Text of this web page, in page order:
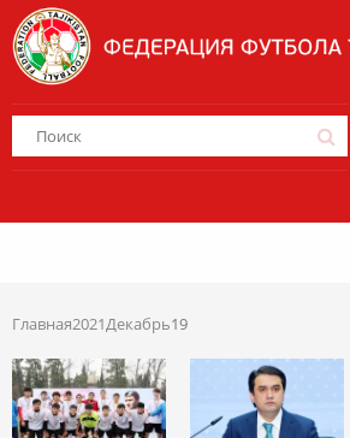
Главная2021Декабрь19